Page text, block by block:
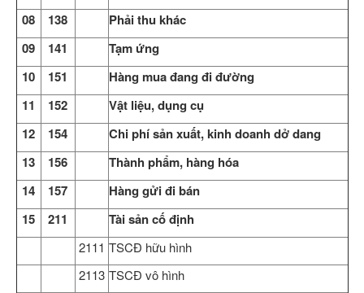
08 138
Phải thu khác
09
141
Tạm ứng
10
151
Hàng mua đang đi đường
11
152
Vật liệu, dụng cụ
12
154
Chi phí sản xuất, kinh doanh dở dang
13
156
Thành phẩm, hàng hóa
14
157
Hàng gửi đi bán
15
211 Tài sản cố định
2111 TSCĐ hữu hình
2113 TSCĐ vô hình